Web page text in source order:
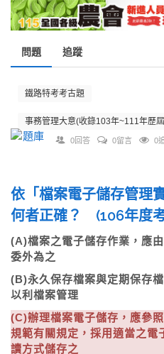
問題 追蹤
鐵路特考考古題
事務管理大意(收錄103年~111年歷
0回答 0留言 0
依「檔案電子儲存管理
何者正確？ (106年度
(A)檔案之電子儲存作業，應
委外為之
(B)永久保存檔案與定期保存
以利檔案管理
(C)辦理檔案電子儲存，應參
規範有關規定，採用適當之電
讀方式儲存之